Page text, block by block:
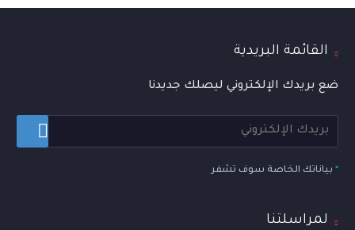
القائمة البريدية
ضع بريدك الإلكتروني ليصلك جديدنا
* بياناتك الخاصة سوف تشفر
لمراسلتنا